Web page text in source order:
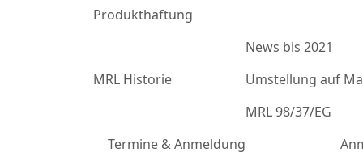
Produkthaftung
MRL Historie
News bis 2021
Umstellung auf
MRL 98/37/EG
Termine & Anmeldung